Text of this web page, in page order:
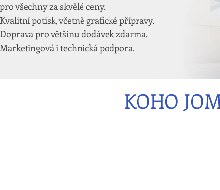
pro všechny za skvělé ceny.
Kvalitní potisk, včetně grafické přípravy.
Doprava pro většinu dodávek zdarma.
Marketingová i technická podpora.
KOHO